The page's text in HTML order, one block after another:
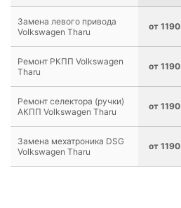
Замена левого привода
Volkswagen Tharu
от
Ремонт РКПП Volkswagen
Tharu
от
Ремонт селектора (ручки)
АКПП Volkswagen Tharu
от
Замена мехатроника DSG
Volkswagen Tharu
от